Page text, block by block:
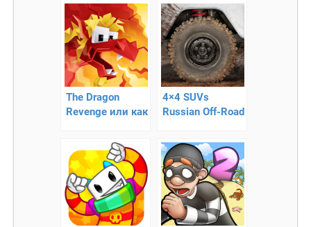
The Dragon
Revenge или как
4×4 SUVs
Russian Off-Road
симулятор